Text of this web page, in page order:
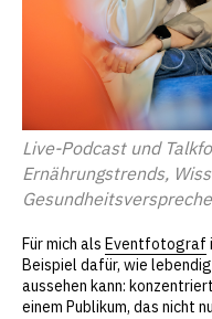
Live-Podcast und
Ernährungstrends,
Für mich als Eventfotograf
Beispiel dafür, wie
aussehen kann:
einem Publikum, das nicht